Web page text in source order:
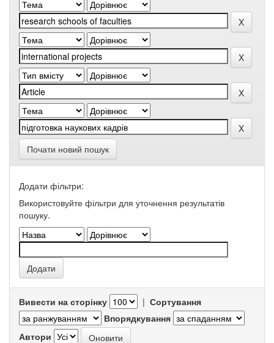
Почати новий пошук
Додати фільтри:
Використовуйте фільтри для уточнення результатів
пошуку.
Вивести на сторінку | Сортування
Впорядкування
Автори